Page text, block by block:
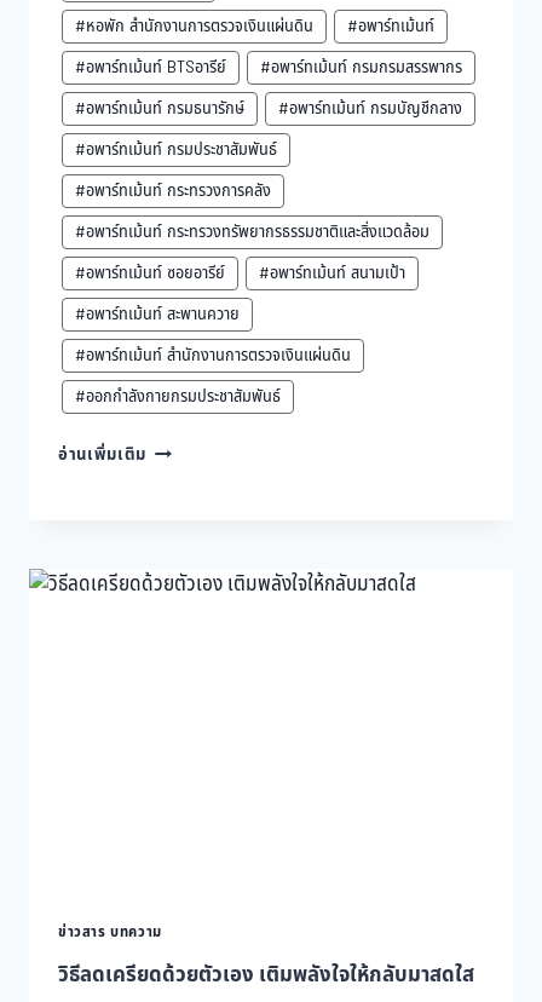
#หอพัก สำนักงานการตรวจเงินแผ่นดิน
#อพาร์ทเม้นท์
#อพาร์ทเม้นท์ BTSอารีย์
#อพาร์ทเม้นท์ กรมกรมสรรพากร
#อพาร์ทเม้นท์ กรมธนารักษ์
#อพาร์ทเม้นท์ กรมบัญชีกลาง
#อพาร์ทเม้นท์ กรมประชาสัมพันธ์
#อพาร์ทเม้นท์ กระทรวงการคลัง
#อพาร์ทเม้นท์ กระทรวงทรัพยากรธรรมชาติและสิ่งแวดล้อม
#อพาร์ทเม้นท์ ซอยอารีย์
#อพาร์ทเม้นท์ สนามเป้า
#อพาร์ทเม้นท์ สะพานควาย
#อพาร์ทเม้นท์ สำนักงานการตรวจเงินแผ่นดิน
#ออกกำลังกายกรมประชาสัมพันธ์
อ่านเพิ่มเติม อะ
กิน
ข่าวสาร บทความ
วิธีลดเครียดด้วยตัวเอง เติมพลังใจให้กลับมาสดใส